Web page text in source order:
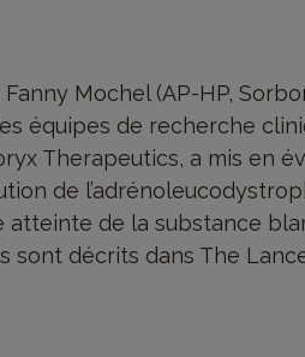
Mochel (AP-HP,
équipes de recherche
Therapeutics, a mis en
de
atteinte de la substance
sont décrits dans The